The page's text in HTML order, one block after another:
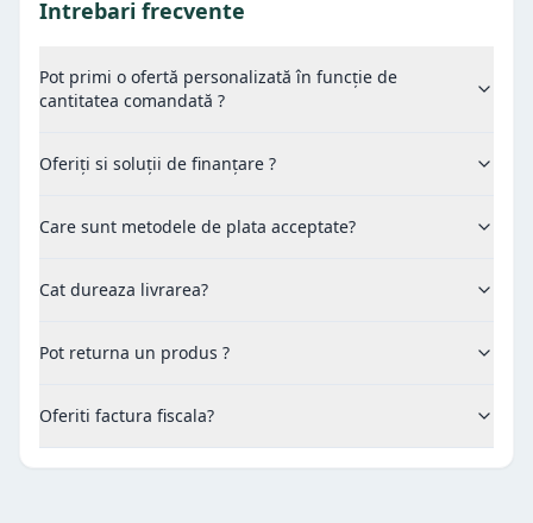
Intrebari frecvente
Pot primi o ofertă personalizată în funcție de
cantitatea comandată ?
Oferiți si soluții de finanțare ?
Care sunt metodele de plata acceptate?
Cat dureaza livrarea?
Pot returna un produs ?
Oferiti factura fiscala?